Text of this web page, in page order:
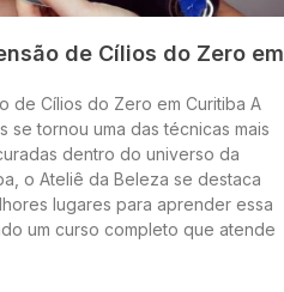
de Cílios do Zero em
de Cílios do Zero em Curitiba A
se tornou uma das técnicas mais
dentro do universo da
o Ateliê da Beleza se destaca
lugares para aprender essa
um curso completo que atende